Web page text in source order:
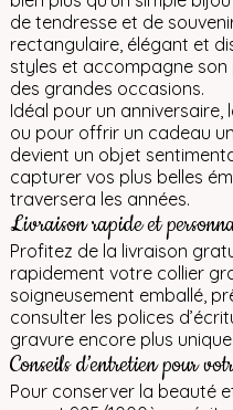
de tendresse et de
rectangulaire, élégant et
styles et accompagne
des grandes occasions.
Idéal pour un anniversaire,
ou pour offrir un cadeau
devient un objet
capturer vos plus belles
traversera les années.
Livraison rapide et
Profitez de la livraison
rapidement votre collier
soigneusement emballé,
consulter les polices
gravure encore plus unique.
Conseils d’entretien pour
Pour conserver la beauté